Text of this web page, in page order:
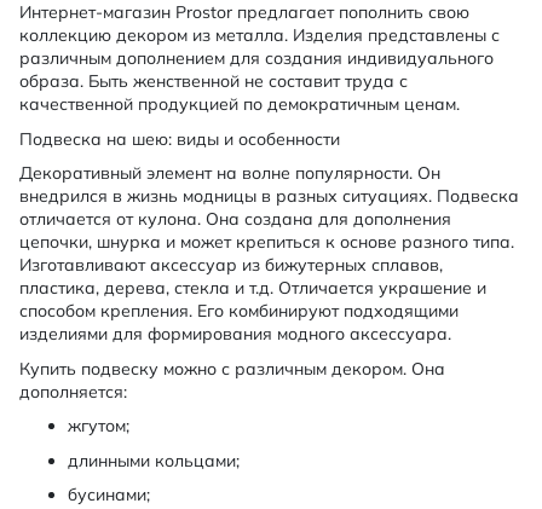
Интернет-магазин Prostor предлагает пополнить свою
коллекцию декором из металла. Изделия представлены с
различным дополнением для создания индивидуального
образа. Быть женственной не составит труда с
качественной продукцией по демократичным ценам.
Подвеска на шею: виды и особенности
Декоративный элемент на волне популярности. Он
внедрился в жизнь модницы в разных ситуациях. Подвеска
отличается от кулона. Она создана для дополнения
цепочки, шнурка и может крепиться к основе разного типа.
Изготавливают аксессуар из бижутерных сплавов,
пластика, дерева, стекла и т.д. Отличается украшение и
способом крепления. Его комбинируют подходящими
изделиями для формирования модного аксессуара.
Купить подвеску можно с различным декором. Она
дополняется:
жгутом;
длинными кольцами;
бусинами;